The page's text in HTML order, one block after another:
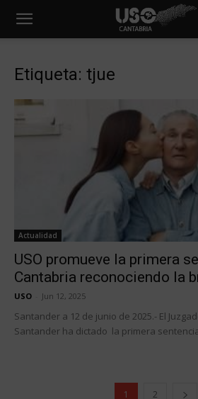
Etiqueta: tjue
Actualidad
USO promueve la primera
Cantabria reconociendo la
USO Jun 12, 2025
Santander a 12 de junio de 2025.- El
Santander ha dictado la primera
1 2